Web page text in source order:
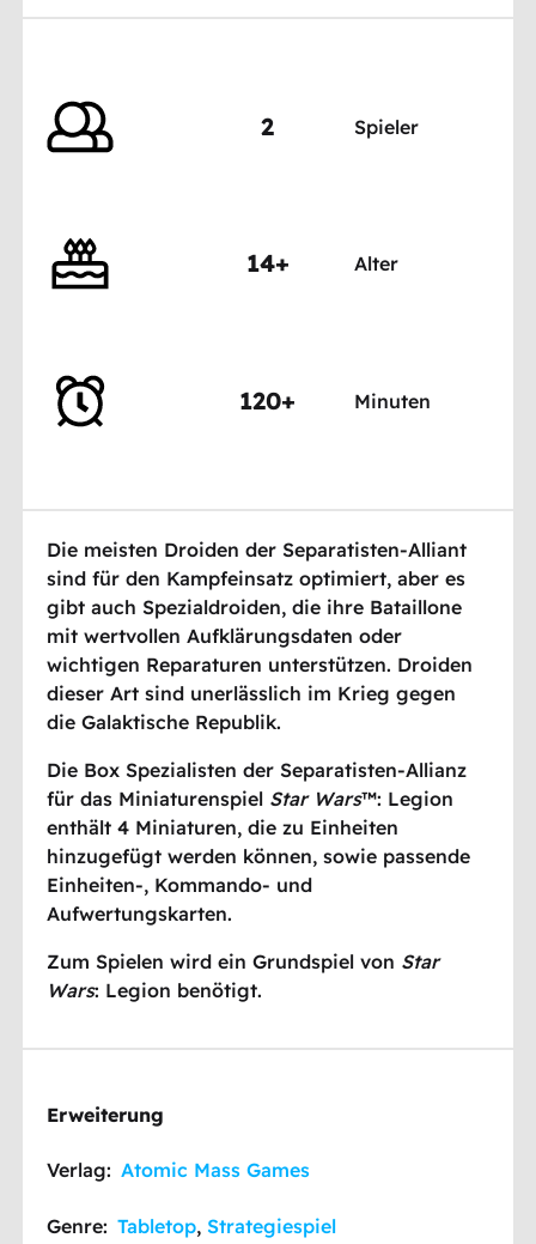
2 Spieler
14+ Alter
120+ Minuten
Die meisten Droiden der Separatisten-Alliant
sind für den Kampfeinsatz optimiert, aber es
gibt auch Spezialdroiden, die ihre Bataillone
mit wertvollen Aufklärungsdaten oder
wichtigen Reparaturen unterstützen. Droiden
dieser Art sind unerlässlich im Krieg gegen
die Galaktische Republik.
Die Box Spezialisten der Separatisten-Allianz
für das Miniaturenspiel Star Wars™: Legion
enthält 4 Miniaturen, die zu Einheiten
hinzugefügt werden können, sowie passende
Einheiten-, Kommando- und
Aufwertungskarten.
Zum Spielen wird ein Grundspiel von Star
Wars: Legion benötigt.
Erweiterung
Verlag: Atomic Mass Games
Genre: Tabletop, Strategiespiel